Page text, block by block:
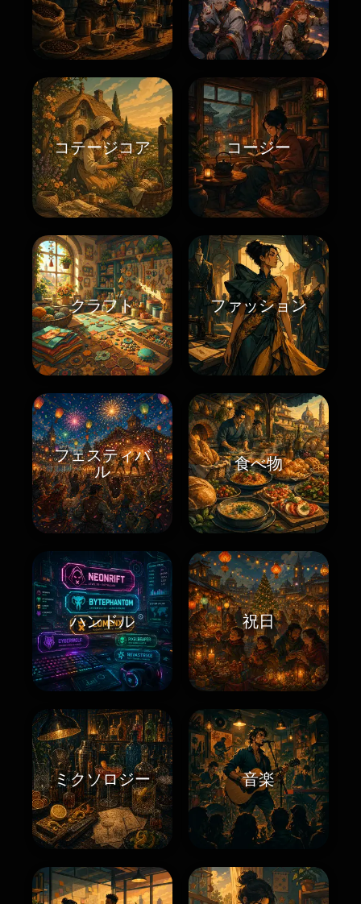
コテージコア コージー
クラフト ファッション
フェスティバ
ル
食べ物
ハンドル 祝日
ミクソロジー 音楽